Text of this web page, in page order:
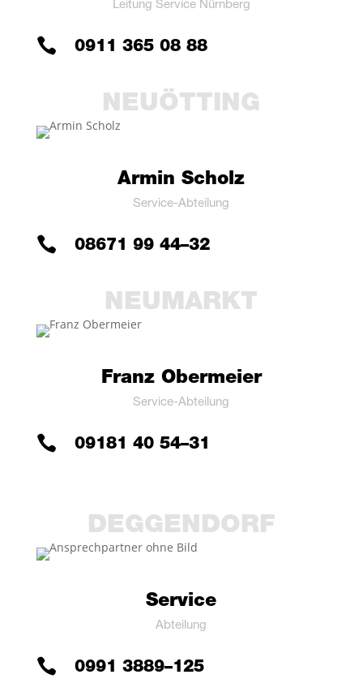
Lei­tung Ser­vice Nürnberg
 0911 365 08 88
NEUÖT­TING
Armin Scholz
Ser­vice-Abtei­lung
 08671 99 44–32
NEU­MARKT
Franz Ober­mei­er
Ser­vice-Abtei­lung
 09181 40 54–31
DEG­GEN­DORF
Ser­vice
Abtei­lung
 0991 3889–125